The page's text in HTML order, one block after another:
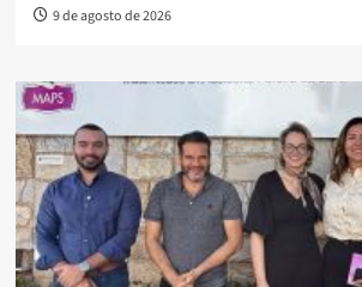
9 de agosto de 2026